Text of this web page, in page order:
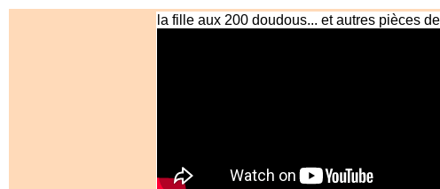
la fille aux 200 doudous... et autres pièces